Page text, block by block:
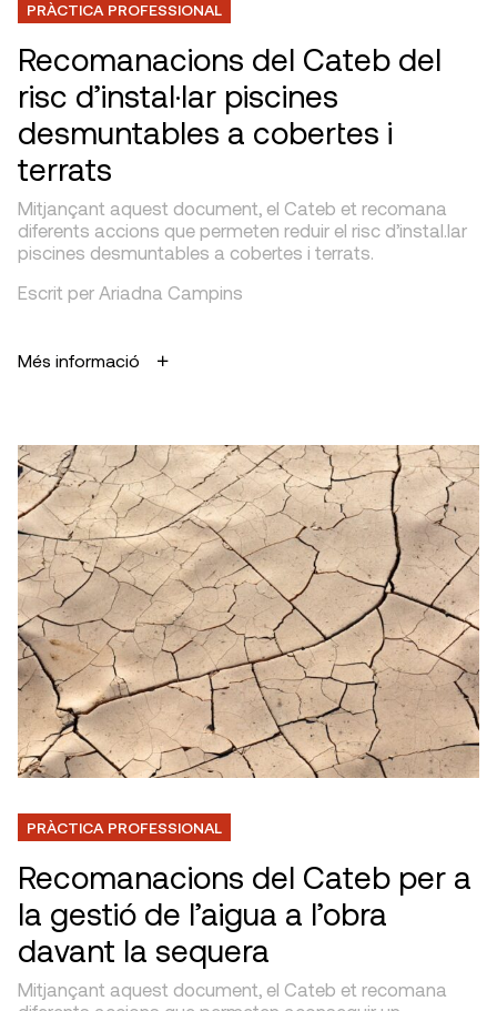
PRÀCTICA PROFESSIONAL
Recomanacions del Cateb del
risc d’instal·lar piscines
desmuntables a cobertes i
terrats
Mitjançant aquest document, el Cateb et recomana
diferents accions que permeten reduir el risc d’instal.lar
piscines desmuntables a cobertes i terrats.
Escrit per Ariadna Campins
Més informació
PRÀCTICA PROFESSIONAL
Recomanacions del Cateb per a
la gestió de l’aigua a l’obra
davant la sequera
Mitjançant aquest document, el Cateb et recomana